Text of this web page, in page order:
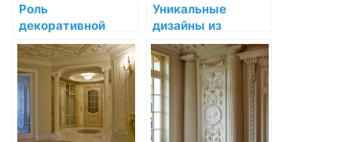
Роль
декоративной
лепнины в
барочном стиле
Уникальные
дизайны из
лепнины:
разгоняем
фантазию